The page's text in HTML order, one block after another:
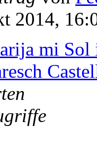
2014,
mi